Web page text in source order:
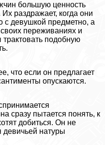
большую ценность
Их раздражает, когда они
с дeвyшкой предметно, а
переживаниях и
подобную
что если он предлагает
опускаются.
сразу пытается понять, к
добиться. Он не
девичьей натуры